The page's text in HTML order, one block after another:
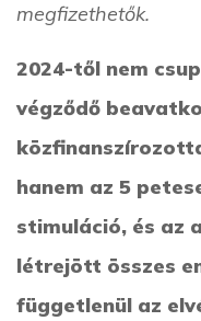
megfizethetők.
2024-től nem
végződő
hanem az 5
stimuláció, és az
létrejött összes
függetlenül az